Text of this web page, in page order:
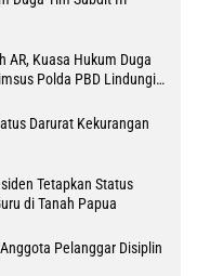
AR, Kuasa Hukum Duga
Polda PBD Lindungi
Tetapkan Status
di Tanah Papua